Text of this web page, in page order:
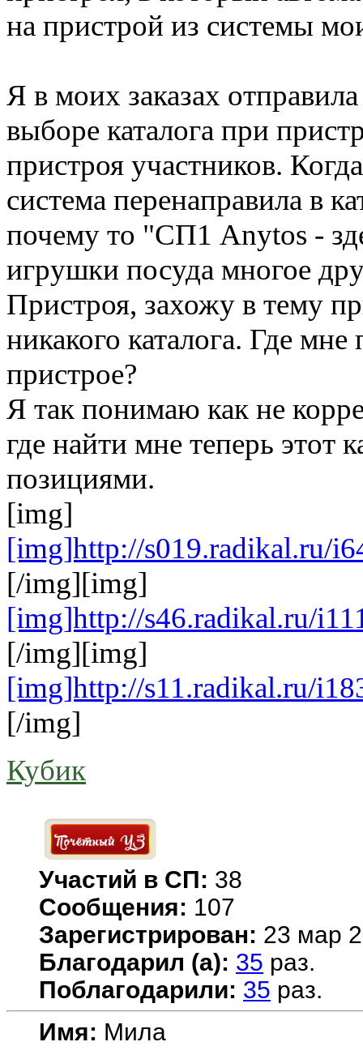
на пристрой из системы
Я в моих заказах
выборе каталога при
пристроя участников.
система перенаправила в
почему то "СП1 Anytos -
игрушки посуда многое
Пристроя, захожу в тему
никакого каталога. Где
пристрое?
Я так понимаю как не
где найти мне теперь этот
позициями.
[img]
[img]http://s019.radikal.ru/
[/img][img]
[img]http://s46.radikal.ru/
[/img][img]
[img]http://s11.radikal.ru/
[/img]
Кубик
Участий в СП: 38
Сообщения: 107
Зарегистрирован: 23 мар
Благодарил (а): 35 раз.
Поблагодарили: 35 раз.
Имя: Мила